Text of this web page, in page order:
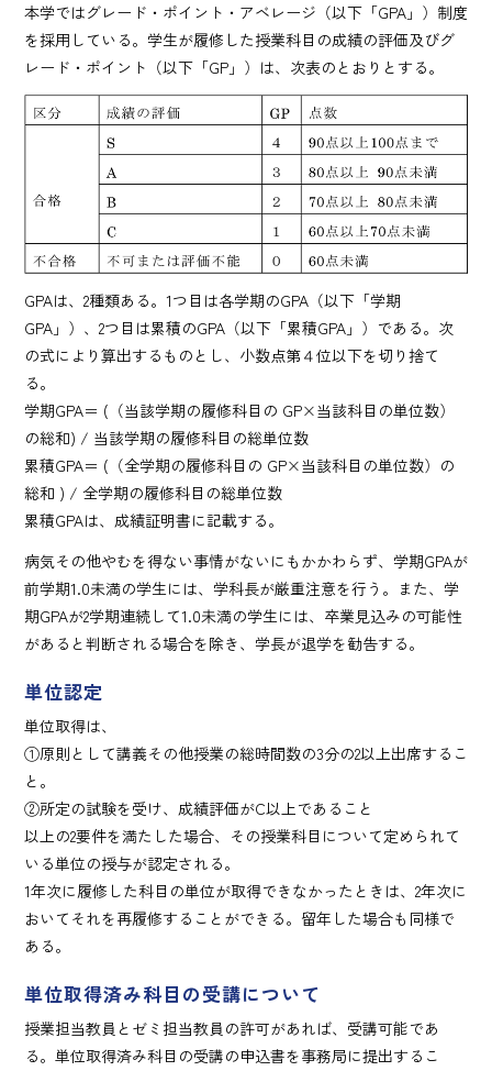
本学ではグレード・ポイント・アベレージ（以下「GPA」）制度
を採用している。学生が履修した授業科目の成績の評価及びグ
レード・ポイント（以下「GP」）は、次表のとおりとする。
GPAは、2種類ある。1つ目は各学期のGPA（以下「学期
GPA」）、2つ目は累積のGPA（以下「累積GPA」）である。次
の式により算出するものとし、小数点第４位以下を切り捨て
る。
学期GPA＝ (（当該学期の履修科目の GP×当該科目の単位数）
の総和) / 当該学期の履修科目の総単位数
累積GPA＝ (（全学期の履修科目の GP×当該科目の単位数）の
総和 ) / 全学期の履修科目の総単位数
累積GPAは、成績証明書に記載する。
病気その他やむを得ない事情がないにもかかわらず、学期GPAが
前学期1.0未満の学生には、学科長が厳重注意を行う。また、学
期GPAが2学期連続して1.0未満の学生には、卒業見込みの可能性
があると判断される場合を除き、学長が退学を勧告する。
単位認定
単位取得は、
①原則として講義その他授業の総時間数の3分の2以上出席するこ
と。
②所定の試験を受け、成績評価がC以上であること
以上の2要件を満たした場合、その授業科目について定められて
いる単位の授与が認定される。
1年次に履修した科目の単位が取得できなかったときは、2年次に
おいてそれを再履修することができる。留年した場合も同様で
ある。
単位取得済み科目の受講について
授業担当教員とゼミ担当教員の許可があれば、受講可能であ
る。単位取得済み科目の受講の申込書を事務局に提出するこ